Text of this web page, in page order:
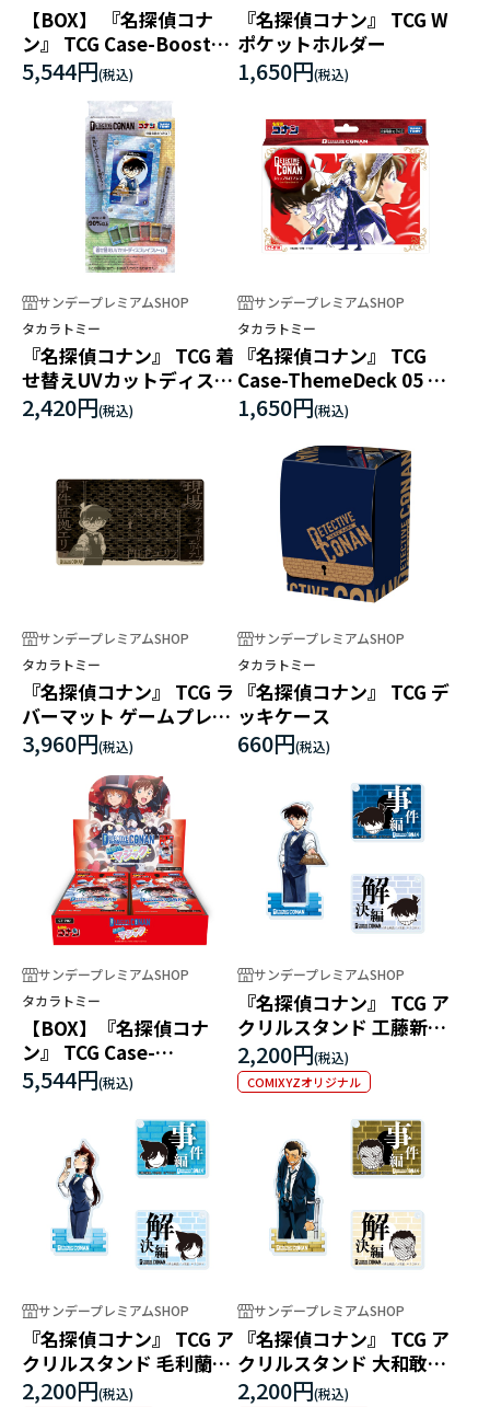
【BOX】 『名探偵コナ
ン』 TCG Case-Booster
08 哀色の宿命
5,544円
『名探偵コナン』 TCG W
ポケットホルダー
1,650円
サンデープレミアムSHOP
タカラトミー
『名探偵コナン』 TCG 着
せ替えUVカットディスプ
レイフレーム
2,420円
サンデープレミアムSHOP
タカラトミー
『名探偵コナン』 TCG
Case-ThemeDeck 05 シ
ャッフルロマンス
1,650円
サンデープレミアムSHOP
タカラトミー
『名探偵コナン』 TCG ラ
バーマット ゲームプレイ
ver.
3,960円
サンデープレミアムSHOP
タカラトミー
『名探偵コナン』 TCG デ
ッキケース
660円
サンデープレミアムSHOP
タカラトミー
【BOX】『名探偵コナ
ン』 TCG Case-
Booster07 魅惑のマジッ
ク
5,544円
サンデープレミアムSHOP
『名探偵コナン』 TCG ア
クリルスタンド 工藤新一
（マーカー付）
2,200円
COMIXYZオリジナル
サンデープレミアムSHOP
『名探偵コナン』 TCG ア
クリルスタンド 毛利蘭
（マーカー付）
2,200円
サンデープレミアムSHOP
『名探偵コナン』 TCG ア
クリルスタンド 大和敢助
（マーカー付）
2,200円